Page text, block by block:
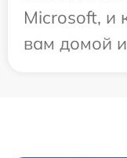
Microsoft, и
вам домой